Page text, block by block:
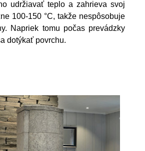
udržiavať teplo a zahrieva svoj
100-150 °C, takže nespôsobuje
Napriek tomu počas prevádzky
dotýkať povrchu.